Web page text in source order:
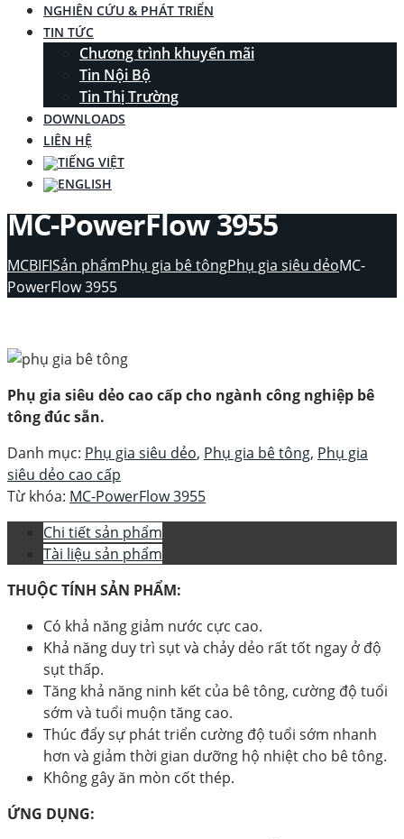
NGHIÊN CỨU & PHÁT TRIỂN
TIN TỨC
Chương trình khuyến mãi
Tin Nội Bộ
Tin Thị Trường
DOWNLOADS
LIÊN HỆ
MC-PowerFlow 3955
MCBIFISản phẩmPhụ gia bê tôngPhụ gia siêu dẻoMC-
PowerFlow 3955
Phụ gia siêu dẻo cao cấp cho ngành công nghiệp bê
tông đúc sẵn.
Danh mục: Phụ gia siêu dẻo, Phụ gia bê tông, Phụ gia
siêu dẻo cao cấp
Từ khóa: MC-PowerFlow 3955
Chi tiết sản phẩm
Tài liệu sản phẩm
THUỘC TÍNH SẢN PHẨM:
Có khả năng giảm nước cực cao.
Khả năng duy trì sụt và chảy dẻo rất tốt ngay ở độ
sụt thấp.
Tăng khả năng ninh kết của bê tông, cường độ tuổi
sớm và tuổi muộn tăng cao.
Thúc đẩy sự phát triển cường độ tuổi sớm nhanh
hơn và giảm thời gian dưỡng hộ nhiệt cho bê tông.
Không gây ăn mòn cốt thép.
ỨNG DỤNG: